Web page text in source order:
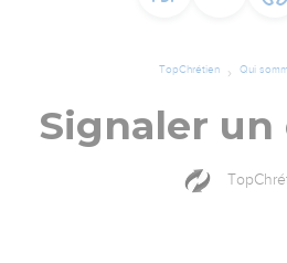
TopChrétien Qui
Signaler